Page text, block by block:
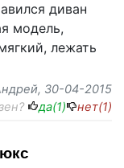
диван
модель,
лежать
, 30-04-2015
да(1) нет(1)